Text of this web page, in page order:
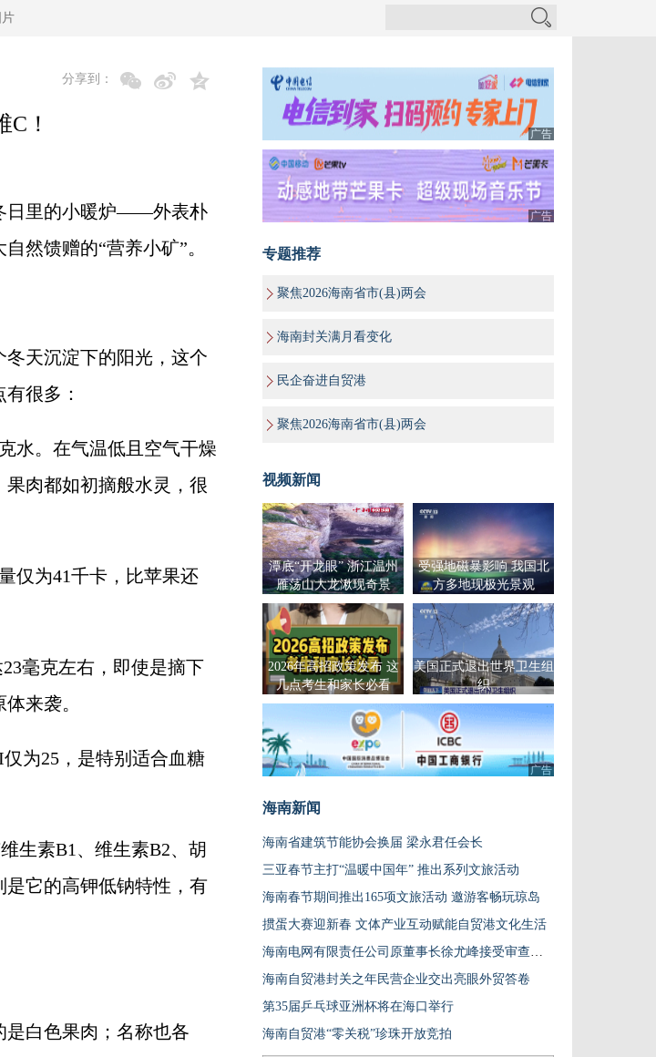
片
分享到：
！
日里的小暖炉——外表朴
然馈赠的“营养小矿”。
天沉淀下的阳光，这个
很多：
水。在气温低且空气干燥
肉都如初摘般水灵，很
仅为41千卡，比苹果还
毫克左右，即使是摘下
来袭。
为25，是特别适合血糖
素B1、维生素B2、胡
它的高钾低钠特性，有
白色果肉；名称也各
广告
广告
专题推荐
聚焦2026海南省市(县)两会
海南封关满月看变化
民企奋进自贸港
聚焦2026海南省市(县)两会
视频新闻
潭底“开龙眼” 浙江温州
雁荡山大龙湫现奇景
受强地磁暴影响 我国北
方多地现极光景观
2026年高招政策发布 这
几点考生和家长必看
美国正式退出世界卫生组
织
广告
海南新闻
海南省建筑节能协会换届 梁永君任会长
三亚春节主打“温暖中国年” 推出系列文旅活动
海南春节期间推出165项文旅活动 邀游客畅玩琼岛
掼蛋大赛迎新春 文体产业互动赋能自贸港文化生活
海南电网有限责任公司原董事长徐尤峰接受审查调查
海南自贸港封关之年民营企业交出亮眼外贸答卷
第35届乒乓球亚洲杯将在海口举行
海南自贸港“零关税”珍珠开放竞拍